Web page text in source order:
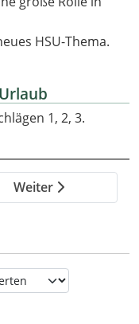
HSU-Thema.
1, 2, 3.
Weiter